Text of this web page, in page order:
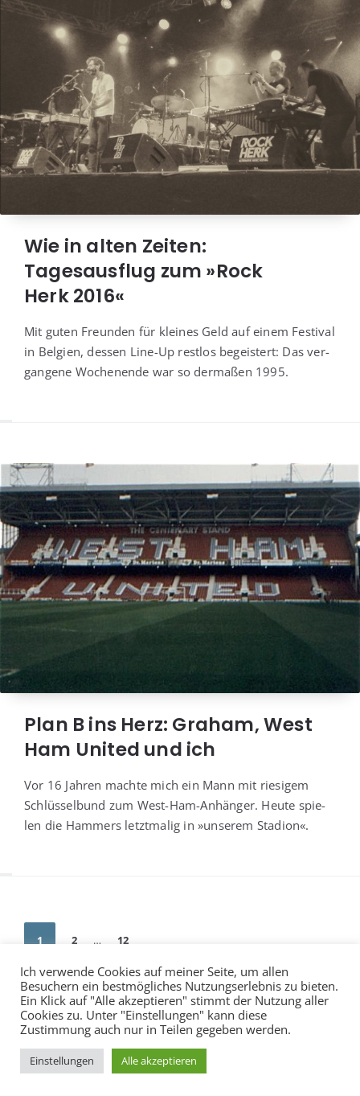
Wie in alten Zeiten:
Tagesausflug zum »Rock
Herk 2016«
Mit guten Freun­den für klei­nes Geld auf einem Fes­ti­val
in Bel­gi­en, des­sen Line-Up rest­los begeis­tert: Das ver­
gan­ge­ne Wochen­en­de war so der­ma­ßen 1995.
Plan B ins Herz: Graham, West
Ham United und ich
Vor 16 Jah­ren mach­te mich ein Mann mit rie­si­gem
Schlüs­sel­bund zum West-Ham-Anhän­ger. Heu­te spie­
len die Ham­mers letzt­ma­lig in »unse­rem Stadion«.
Seitennummerierung
Beiträge
1 2 … 12
Ich verwende Cookies auf meiner Seite, um allen
Besuchern ein bestmögliches Nutzungserlebnis zu bieten.
Ein Klick auf "Alle akzeptieren" stimmt der Nutzung aller
Cookies zu. Unter "Einstellungen" kann diese
Zustimmung auch nur in Teilen gegeben werden.
Einstellungen Alle akzeptieren